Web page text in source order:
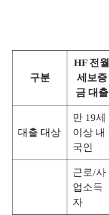
구분
HF 전월
세보증
금 대출
대출 대상
만 19세
이상 내
국인
근로/사
업소득
자